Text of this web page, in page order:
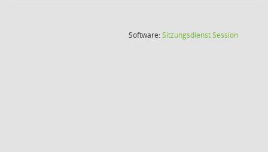
Software:SitzungsdienstSession(Wird in